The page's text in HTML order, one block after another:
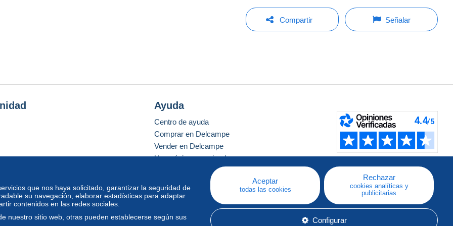
Compartir Señalar
que nos haya solicitado, garantizar la seguridad de
su navegación, elaborar estadísticas para adaptar
contenidos en las redes sociales.
nuestro sitio web, otras pueden establecerse según sus
Aceptar
todas las cookies
Rechazar
cookies analíticas y
publicitarias
Configurar
Ayuda
Centro de ayuda
Comprar en Delcampe
Vender en Delcampe
Una página securizada
estándar